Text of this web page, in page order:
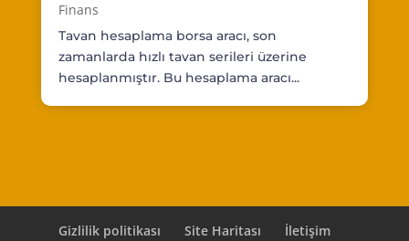
Finans
Tavan hesaplama borsa aracı, son
zamanlarda hızlı tavan serileri üzerine
hesaplanmıştır. Bu hesaplama aracı...
Gizlilik politikası Site Haritası İletişim